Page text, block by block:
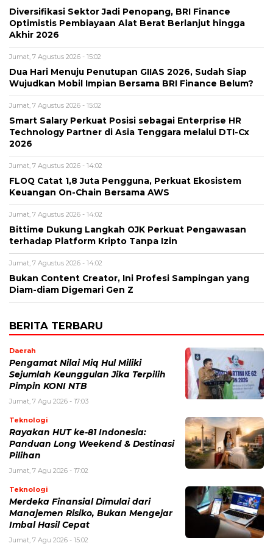
Diversifikasi Sektor Jadi Penopang, BRI Finance
Optimistis Pembiayaan Alat Berat Berlanjut hingga
Akhir 2026
Jumat, 7 Agustus 2026 - 15:02
Dua Hari Menuju Penutupan GIIAS 2026, Sudah Siap
Wujudkan Mobil Impian Bersama BRI Finance Belum?
Jumat, 7 Agustus 2026 - 15:02
Smart Salary Perkuat Posisi sebagai Enterprise HR
Technology Partner di Asia Tenggara melalui DTI-Cx
2026
Jumat, 7 Agustus 2026 - 14:02
FLOQ Catat 1,8 Juta Pengguna, Perkuat Ekosistem
Keuangan On-Chain Bersama AWS
Jumat, 7 Agustus 2026 - 14:02
Bittime Dukung Langkah OJK Perkuat Pengawasan
terhadap Platform Kripto Tanpa Izin
Jumat, 7 Agustus 2026 - 14:02
Bukan Content Creator, Ini Profesi Sampingan yang
Diam-diam Digemari Gen Z
BERITA TERBARU
Daerah
Pengamat Nilai Miq Hul Miliki
Sejumlah Keunggulan Jika Terpilih
Pimpin KONI NTB
Jumat, 7 Agu 2026 - 17:03
Teknologi
Rayakan HUT ke-81 Indonesia:
Panduan Long Weekend & Destinasi
Pilihan
Jumat, 7 Agu 2026 - 17:02
Teknologi
Merdeka Finansial Dimulai dari
Manajemen Risiko, Bukan Mengejar
Imbal Hasil Cepat
Jumat, 7 Agu 2026 - 15:02